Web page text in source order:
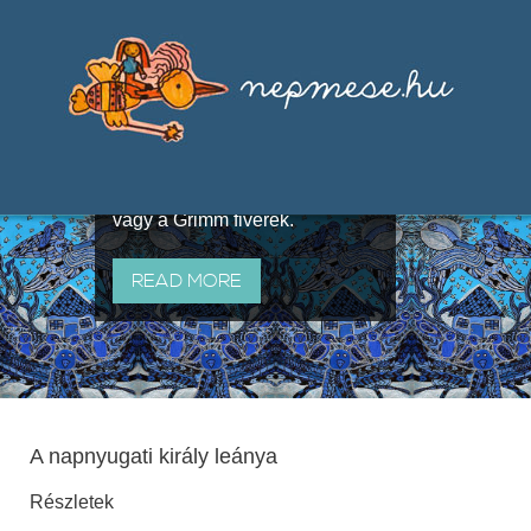
útján terjedő elbeszélésekből,
melyeket olyan ismert gyűjtők
állítottak össze, mint Benedek
vagy a Grimm fivérek.
READ MORE
A napnyugati király leánya
Részletek